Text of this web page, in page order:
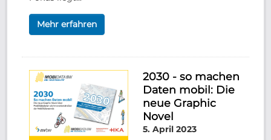
Mehr erfahren
2030 - so machen
Daten mobil: Die
neue Graphic
Novel
5. April 2023